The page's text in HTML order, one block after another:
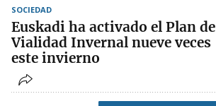
SOCIEDAD
Euskadi ha activado el Plan de
Vialidad Invernal nueve veces
este invierno